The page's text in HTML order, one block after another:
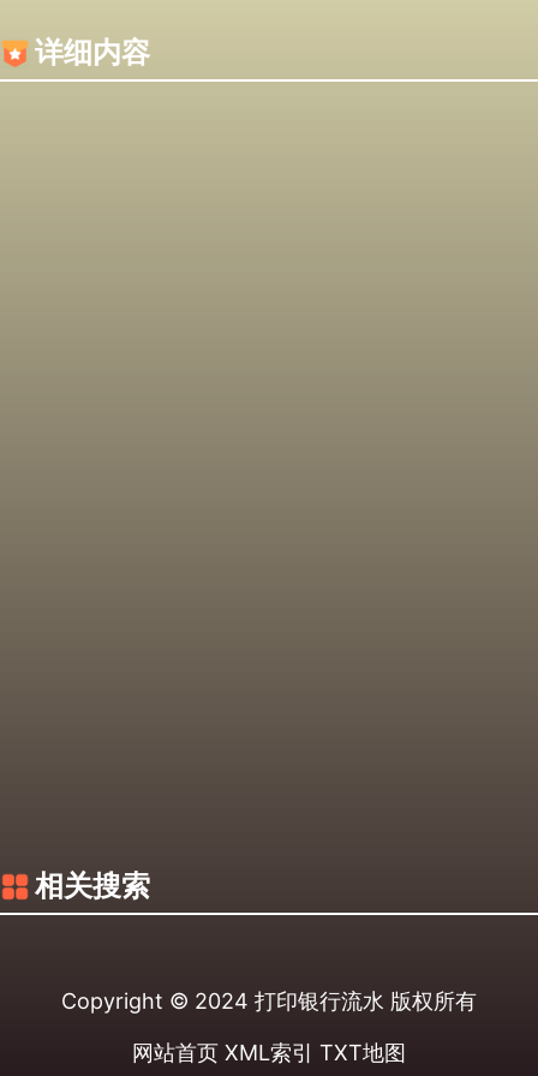
详细内容
相关搜索
Copyright © 2024 打印银行流水 版权所有
网站首页 XML索引 TXT地图